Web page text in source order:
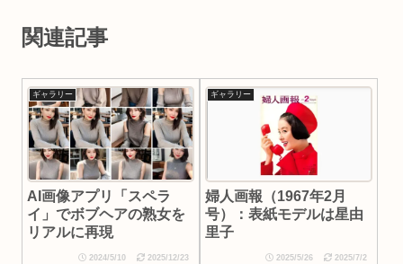
関連記事
ギャラリー
AI画像アプリ「スペラ
イ」でボブヘアの熟女を
リアルに再現
2024/5/10 2025/12/23
ギャラリー
婦人画報（1967年2月
号）：表紙モデルは星由
里子
2025/5/26 2025/7/2